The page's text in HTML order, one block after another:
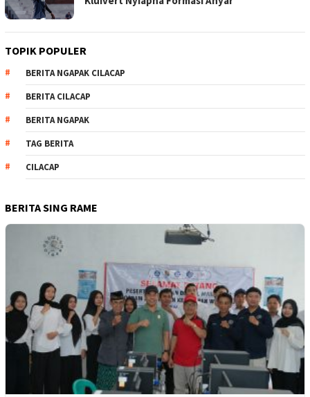
TOPIK POPULER
BERITA NGAPAK CILACAP
BERITA CILACAP
BERITA NGAPAK
TAG BERITA
CILACAP
BERITA SING RAME